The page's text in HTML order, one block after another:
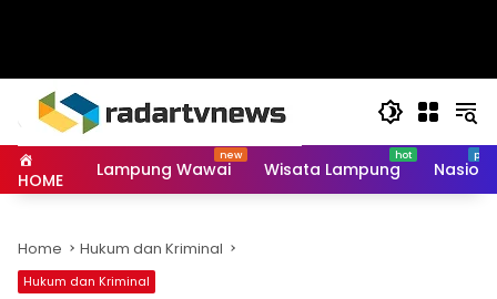
HOME Lampung Wawai Wisata Lampung
Home Hukum dan Kriminal
Hukum dan Kriminal